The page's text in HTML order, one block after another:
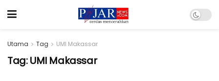
Utama Tag UMI Makassar
Tag:UMI Makassar